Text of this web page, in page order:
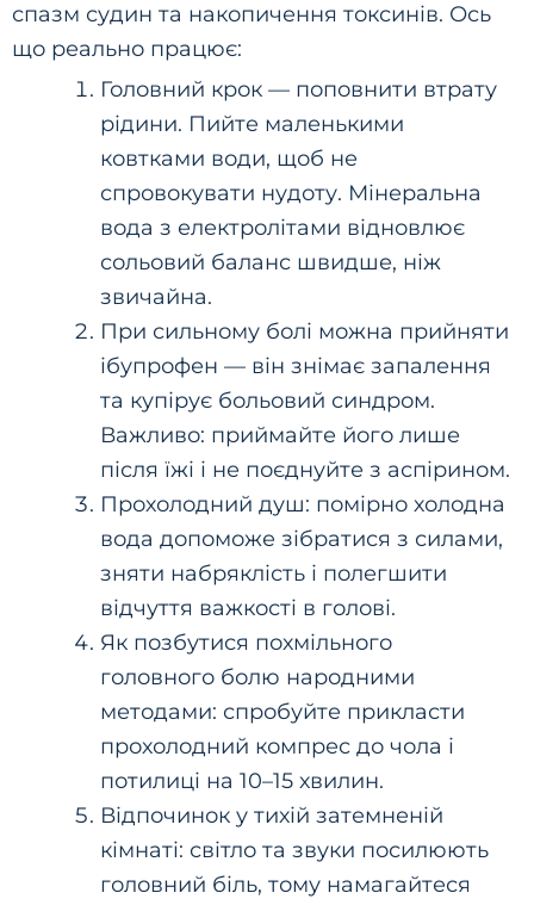
спазм судин та накопичення токсинів. Ось
що реально працює:
Головний крок — поповнити втрату
рідини. Пийте маленькими
ковтками води, щоб не
спровокувати нудоту. Мінеральна
вода з електролітами відновлює
сольовий баланс швидше, ніж
звичайна.
При сильному болі можна прийняти
ібупрофен — він знімає запалення
та купірує больовий синдром.
Важливо: приймайте його лише
після їжі і не поєднуйте з аспірином.
Прохолодний душ: помірно холодна
вода допоможе зібратися з силами,
зняти набряклість і полегшити
відчуття важкості в голові.
Як позбутися похмільного
головного болю народними
методами: спробуйте прикласти
прохолодний компрес до чола і
потилиці на 10–15 хвилин.
Відпочинок у тихій затемненій
кімнаті: світло та звуки посилюють
головний біль, тому намагайтеся